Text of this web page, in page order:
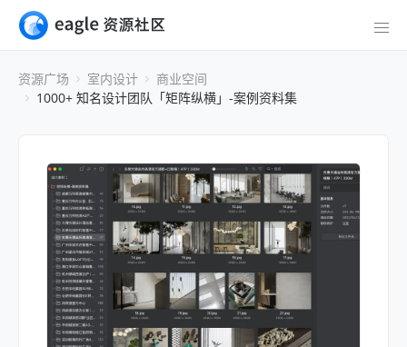
资源广场 室内设计
商业空间
1000+ 知名设计团队「矩阵纵横」-案例资料集